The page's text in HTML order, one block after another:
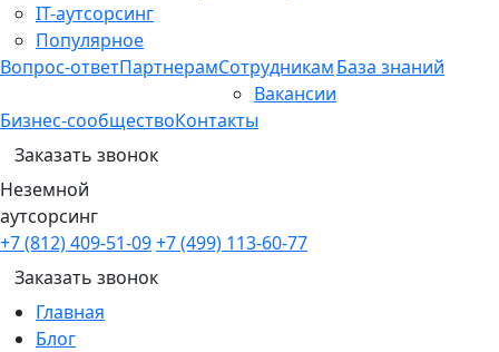
IT-аутсорсинг
Популярное
Вопрос-ответПартнерамСотрудникам
Вакансии
База знаний
Бизнес-сообществоКонтакты
Заказать звонок
Неземной
аутсорсинг
+7 (812) 409-51-09+7 (499) 113-60-77
Заказать звонок
Главная
Блог